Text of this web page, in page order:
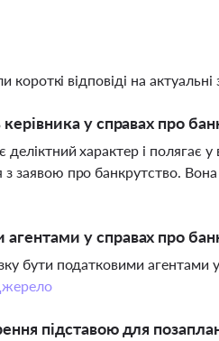
відповіді на
у справах про
деліктний характер і полягає
заявою про банкрутство.
у справах про
бути податковими агентами
підставою для